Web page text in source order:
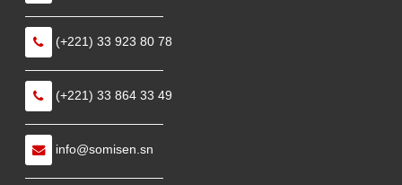
———————————
(+221) 33 923 80 78
———————————
(+221) 33 864 33 49
———————————
info@somisen.sn
———————————